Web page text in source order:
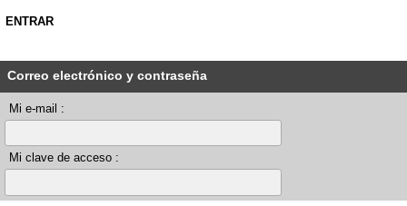
ENTRAR
Correo electrónico y contraseña
Mi e-mail :
Mi clave de acceso :